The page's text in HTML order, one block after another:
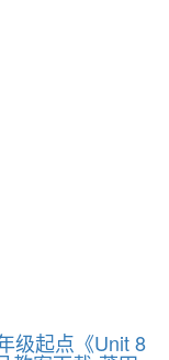
级起点《Unit 8